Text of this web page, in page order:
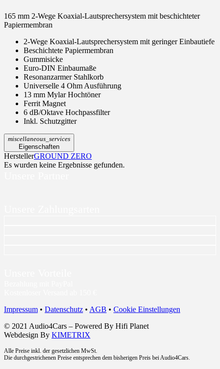
165 mm 2-Wege Koaxial-Lautsprechersystem mit beschichteter
Papiermembran
2-Wege Koaxial-Lautsprechersystem mit geringer Einbautiefe
Beschichtete Papiermembran
Gummisicke
Euro-DIN Einbaumaße
Resonanzarmer Stahlkorb
Universelle 4 Ohm Ausführung
13 mm Mylar Hochtöner
Ferrit Magnet
6 dB/Oktave Hochpassfilter
Inkl. Schutzgitter
miscellaneous_services
Eigenschaften
HerstellerGROUND ZERO
Es wurden keine Ergebnisse gefunden.
Impressum • Datenschutz • AGB • Cookie Einstellungen
© 2021 Audio4Cars – Powered By Hifi Planet
Webdesign By KIMETRIX
Alle Preise inkl. der gesetzlichen MwSt.
Die durchgestrichenen Preise entsprechen dem bisherigen Preis bei Audio4Cars.